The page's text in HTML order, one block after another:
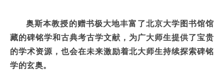
奥斯本教授的赠书极大地丰富了北京大学图书馆馆
藏的碑铭学和古典考古学文献，为广大师生提供了宝贵
的学术资源，也会在未来激励着北大师生持续探索碑铭
学的玄奥。